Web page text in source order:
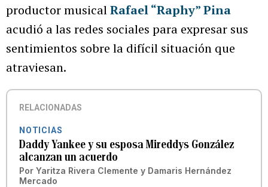
productor musicalRafael “Raphy” Pina
acudió a las redes sociales para expresar sus
sentimientos sobre la difícil situación que
atraviesan.
RELACIONADAS
NOTICIAS
Daddy Yankee y su esposa Mireddys González
alcanzan un acuerdo
Por Yaritza Rivera Clemente y Damaris Hernández
Mercado